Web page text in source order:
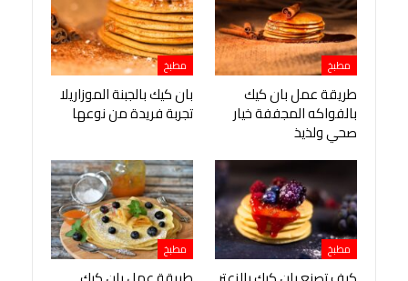
مطبخ
طريقة عمل بان كيك
بالفواكه المجففة خيار
صحي ولذيذ
مطبخ
بان كيك بالجبنة الموزاريلا
تجربة فريدة من نوعها
مطبخ مطبخ